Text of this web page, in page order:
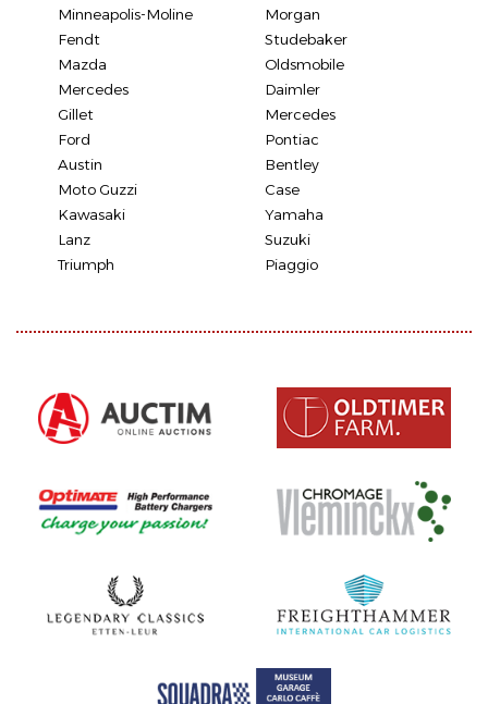
Minneapolis-Moline
Morgan
Fendt
Studebaker
Mazda
Oldsmobile
Mercedes
Daimler
Gillet
Mercedes
Ford
Pontiac
Austin
Bentley
Moto Guzzi
Case
Kawasaki
Yamaha
Lanz
Suzuki
Triumph
Piaggio